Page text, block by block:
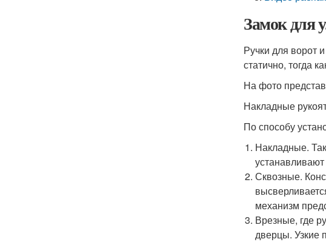
Замок для
Ручки для ворот
статично, тогда
На фото
Накладные
По способу
Накладные.
Сквозные.
механизм
Врезные, где
дверцы. Узкие